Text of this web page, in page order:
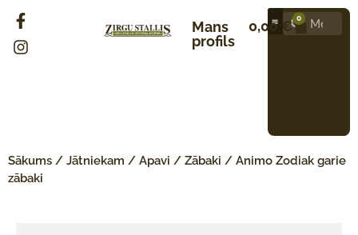
Mans
profils
0,00 € 0
Sākums / Jātniekam / Apavi / Zābaki / Animo Zodiak garie
zābaki